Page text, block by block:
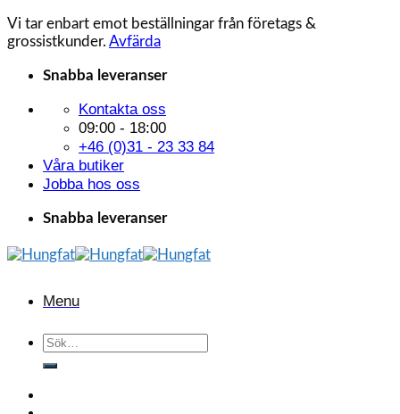
Vi tar enbart emot beställningar från företags &
grossistkunder. Avfärda
Skip
content
Snabba leveranser
Kontakta oss
09:00 - 18:00
+46 (0)31 - 23 33 84
Våra butiker
Jobba hos oss
Snabba leveranser
Menu
Sök